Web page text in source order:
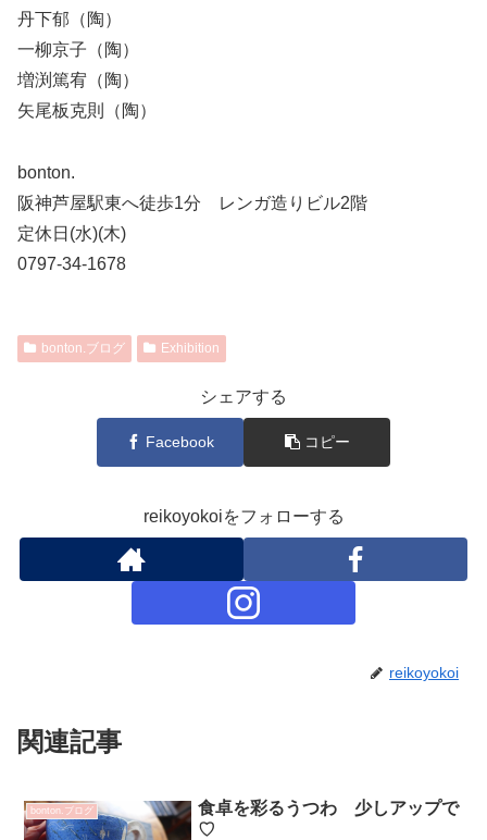
丹下郁（陶）
一柳京子（陶）
増渕篤宥（陶）
矢尾板克則（陶）
bonton.
阪神芦屋駅東へ徒歩1分 レンガ造りビル2階
定休日(水)(木)
0797-34-1678
bonton.ブログ Exhibition
シェアする
Facebook コピー
reikoyokoiをフォローする
reikoyokoi
関連記事
bonton.ブログ
食卓を彩るうつわ 少しアップで
♡